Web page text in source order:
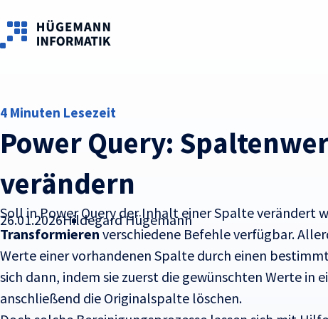
4 Minuten Lesezeit
Power Query:
verändern
26.01.2026Hildegard Hügemann
Soll in Power Query der Inhalt einer Spalte verändert
Transformierenverschiedene Befehle verfügbar.
Werte einer vorhandenen Spalte durch einen
sich dann, indem sie zuerst die gewünschten Werte in
anschließend die Originalspalte löschen.